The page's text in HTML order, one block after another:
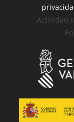
Actividad